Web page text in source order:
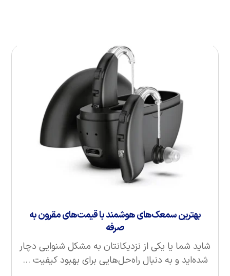
بهترین سمعک‌های هوشمند با قیمت‌های مقرون به
صرفه
شاید شما یا یکی از نزدیکانتان به مشکل شنوایی دچار
شده‌اید و به دنبال راه‌حل‌هایی برای بهبود کیفیت ...